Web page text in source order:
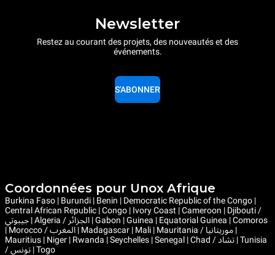
Newsletter
Restez au courant des projets, des nouveautés et des
événements.
S'ABONNER
Coordonnées pour Unox Afrique
Burkina Faso | Burundi | Benin | Democratic Republic of the Congo |
Central African Republic | Congo | Ivory Coast | Cameroon | Djibouti /
جيبوتي | Algeria / الجزائر | Gabon | Guinea | Equatorial Guinea | Comoros
| Morocco / المغرب | Madagascar | Mali | Mauritania / موريتانيا |
Mauritius | Niger | Rwanda | Seychelles | Senegal | Chad / تشاد | Tunisia
/ تونس | Togo